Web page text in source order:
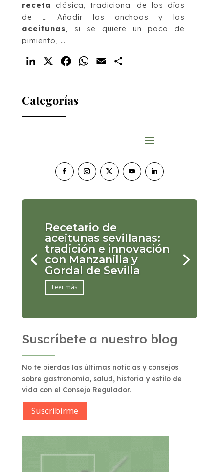
receta clásica, tradicional de los días
de … Añadir las anchoas y las
aceitunas, si se quiere un poco de
pimiento, …
LinkedIn FacebookWhatsApp
Email
Categorías
Recetario de
aceitunas sevillanas:
tradición e innovación
con Manzanilla y
Gordal de Sevilla
Leer más
Suscríbete a nuestro blog
No te pierdas las últimas noticias y consejos
sobre gastronomía, salud, historia y estilo de
vida con el Consejo Regulador.
Suscribírme